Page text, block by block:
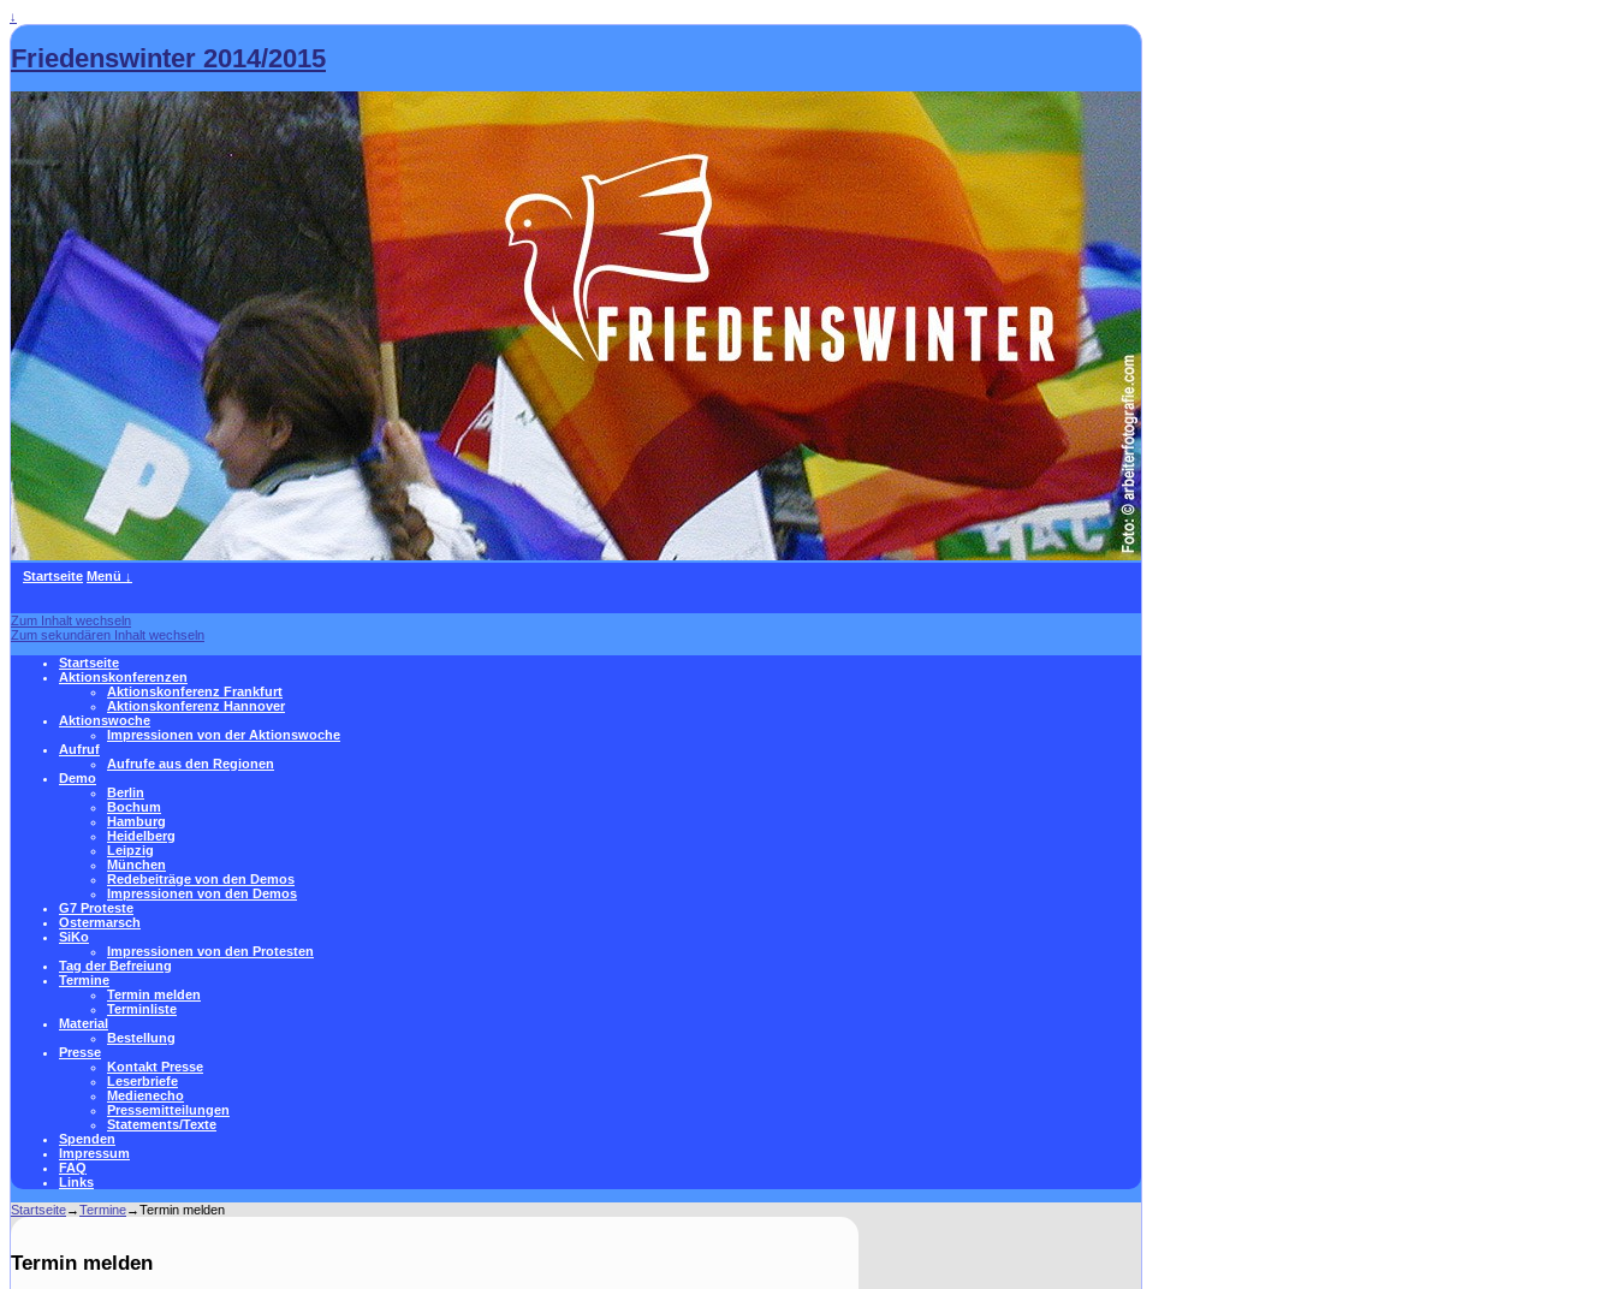
↓
Friedenswinter 2014/2015
Startseite Menü ↓
Zum Inhalt wechseln
Zum sekundären Inhalt wechseln
Startseite
Aktionskonferenzen
Aktionskonferenz Frankfurt
Aktionskonferenz Hannover
Aktionswoche
Impressionen von der Aktionswoche
Aufruf
Aufrufe aus den Regionen
Demo
Berlin
Bochum
Hamburg
Heidelberg
Leipzig
München
Redebeiträge von den Demos
Impressionen von den Demos
G7 Proteste
Ostermarsch
SiKo
Impressionen von den Protesten
Tag der Befreiung
Termine
Termin melden
Terminliste
Material
Bestellung
Presse
Kontakt Presse
Leserbriefe
Medienecho
Pressemitteilungen
Statements/Texte
Spenden
Impressum
FAQ
Links
Startseite→Termine→Termin melden
Termin melden